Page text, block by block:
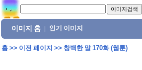
이미지 홈 인기 이미지
홈>> 이전 페이지 >> 창백한 말 170화 (웹툰)